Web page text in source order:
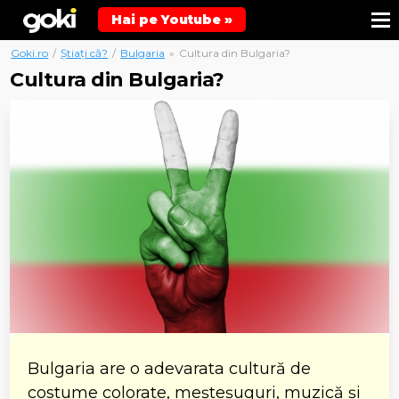
Hai pe Youtube »
Goki.ro / Știați că? / Bulgaria » Cultura din Bulgaria?
Cultura din Bulgaria?
Bulgaria are o adevarata cultură de
costume colorate, meșteșuguri, muzică și